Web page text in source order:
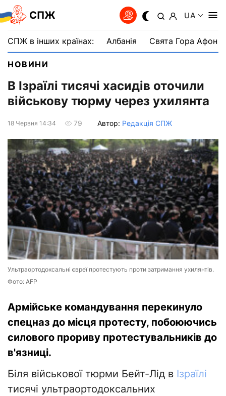
СПЖ UA
СПЖ в інших країнах: Албанія Свята Гора Афон
НОВИНИ
В Ізраїлі тисячі хасидів оточили
військову тюрму через ухилянта
18 Червня 14:34 79 Автор: Редакція СПЖ
Ультраортодоксальні євреї протестують проти затримання ухилянтів.
Фото: AFP
Армійське командування перекинуло
спецназ до місця протесту, побоюючись
силового прориву протестувальників до
в'язниці.
Біля військової тюрми Бейт-Лід в Ізраїлі
тисячі ультраортодоксальних